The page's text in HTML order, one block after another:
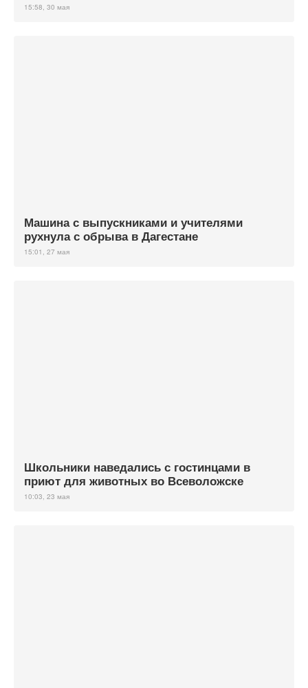
15:58, 30 мая
Машина с выпускниками и учителями
рухнула с обрыва в Дагестане
15:01, 27 мая
Школьники наведались с гостинцами в
приют для животных во Всеволожске
10:03, 23 мая